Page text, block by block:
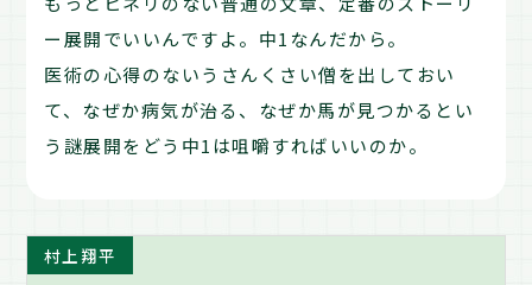
ー展開でいいんですよ。中1なんだから。
医術の心得のないうさんくさい僧を出しておい
て、なぜか病気が治る、なぜか馬が見つかるとい
う謎展開をどう中1は咀嚼すればいいのか。
村上翔平